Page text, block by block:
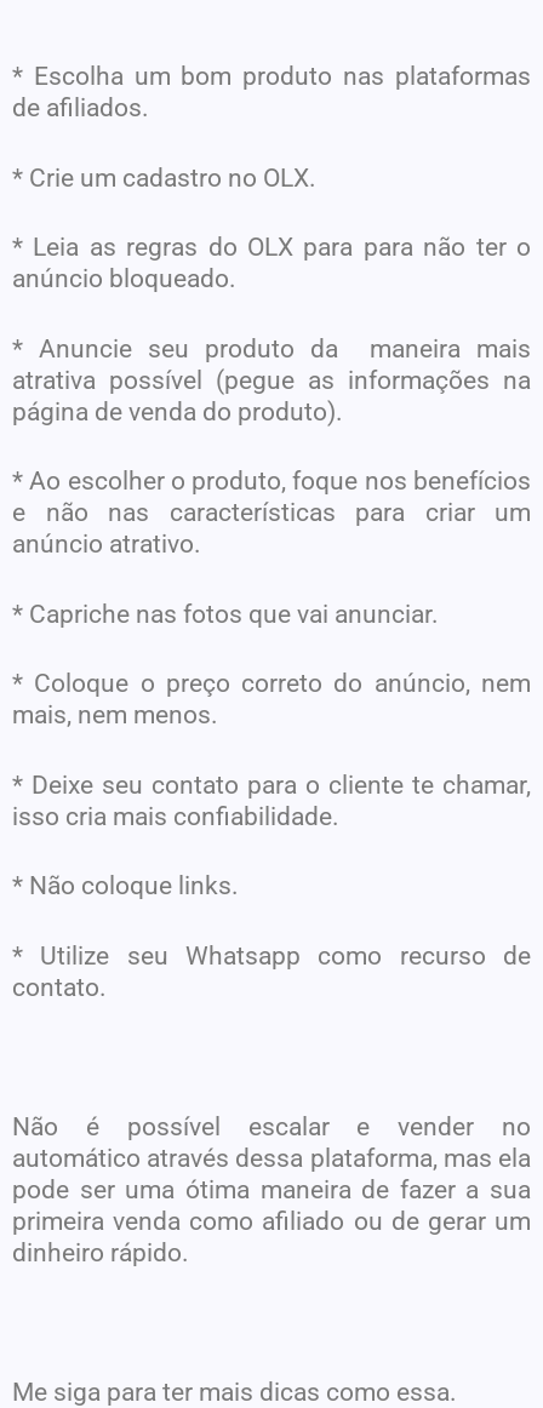
* Escolha um bom produto nas plataformas
de afiliados.
* Crie um cadastro no OLX.
* Leia as regras do OLX para para não ter o
anúncio bloqueado.
* Anuncie seu produto da maneira mais
atrativa possível (pegue as informações na
página de venda do produto).
* Ao escolher o produto, foque nos benefícios
e não nas características para criar um
anúncio atrativo.
* Capriche nas fotos que vai anunciar.
* Coloque o preço correto do anúncio, nem
mais, nem menos.
* Deixe seu contato para o cliente te chamar,
isso cria mais confiabilidade.
* Não coloque links.
* Utilize seu Whatsapp como recurso de
contato.
Não é possível escalar e vender no
automático através dessa plataforma, mas ela
pode ser uma ótima maneira de fazer a sua
primeira venda como afiliado ou de gerar um
dinheiro rápido.
Me siga para ter mais dicas como essa.